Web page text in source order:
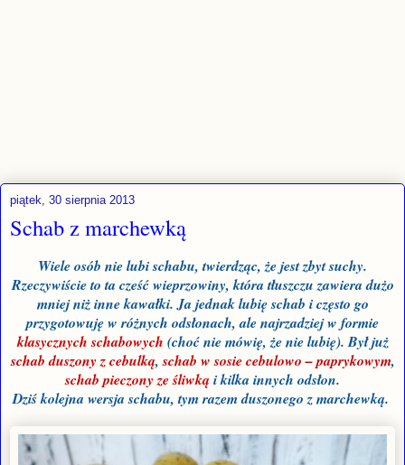
piątek, 30 sierpnia 2013
Schab z marchewką
Wiele osób nie lubi schabu, twierdząc, że jest zbyt suchy.
Rzeczywiście to ta cześć wieprzowiny, która tłuszczu zawiera dużo
mniej niż inne kawałki. Ja jednak lubię schab i często go
przygotowuję w różnych odsłonach, ale najrzadziej w formie
klasycznych schabowych (choć nie mówię, że nie lubię). Był już
schab duszony z cebulką,schab w sosie cebulowo – paprykowym,
schab pieczony ze śliwką i kilka innych odsłon.
Dziś kolejna wersja schabu, tym razem duszonego z marchewką.